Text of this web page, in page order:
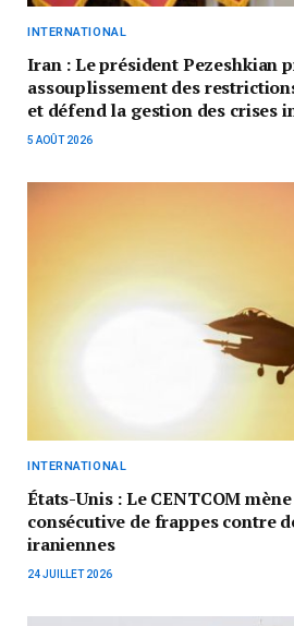
INTERNATIONAL
Iran : Le président Pezeshkian
assouplissement des
et défend la gestion des crises
5 AOÛT 2026
INTERNATIONAL
États-Unis : Le CENTCOM
consécutive de frappes contre
iraniennes
24 JUILLET 2026